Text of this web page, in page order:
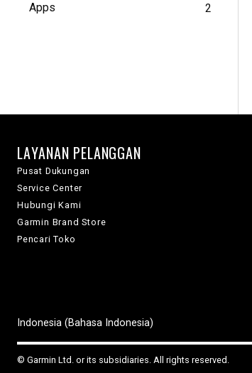
Apps 2
LAYANAN PELANGGAN
Pusat Dukungan
Service Center
Hubungi Kami
Garmin Brand Store
Pencari Toko
Indonesia (Bahasa Indonesia)
© Garmin Ltd. or its subsidiaries. All rights reserved.